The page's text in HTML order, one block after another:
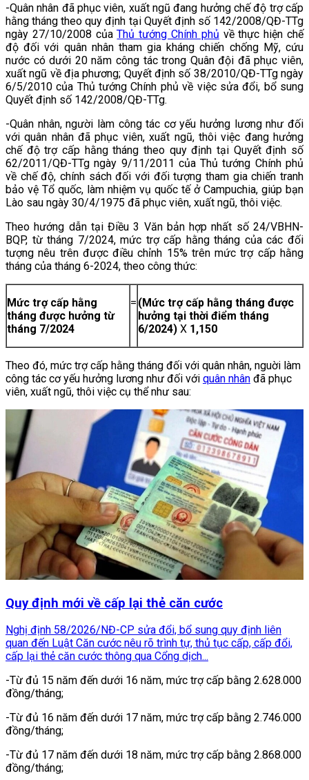
-Quân nhân đã phục viên, xuất ngũ đang hưởng chế độ trợ cấp
hằng tháng theo quy định tại Quyết định số 142/2008/QĐ-TTg
ngày 27/10/2008 của Thủ tướng Chính phủ về thực hiện chế
độ đối với quân nhân tham gia kháng chiến chống Mỹ, cứu
nước có dưới 20 năm công tác trong Quân đội đã phục viên,
xuất ngũ về địa phương; Quyết định số 38/2010/QĐ-TTg ngày
6/5/2010 của Thủ tướng Chính phủ về việc sửa đổi, bổ sung
Quyết định số 142/2008/QĐ-TTg.
-Quân nhân, người làm công tác cơ yếu hưởng lương như đối
với quân nhân đã phục viên, xuất ngũ, thôi việc đang hưởng
chế độ trợ cấp hằng tháng theo quy định tại Quyết định số
62/2011/QĐ-TTg ngày 9/11/2011 của Thủ tướng Chính phủ
về chế độ, chính sách đối với đối tượng tham gia chiến tranh
bảo vệ Tổ quốc, làm nhiệm vụ quốc tế ở Campuchia, giúp bạn
Lào sau ngày 30/4/1975 đã phục viên, xuất ngũ, thôi việc.
Theo hướng dẫn tại Điều 3 Văn bản hợp nhất số 24/VBHN-
BQP, từ tháng 7/2024, mức trợ cấp hằng tháng của các đối
tượng nêu trên được điều chỉnh 15% trên mức trợ cấp hằng
tháng của tháng 6-2024, theo công thức:
Mức trợ cấp hằng
tháng được hưởng từ
tháng 7/2024
= (Mức trợ cấp hằng tháng được
hưởng tại thời điểm tháng
6/2024) X 1,150
Theo đó, mức trợ cấp hằng tháng đối với quân nhân, nguời làm
công tác cơ yếu hưởng lương như đối với quân nhân đã phục
viên, xuất ngũ, thôi việc cụ thể như sau:
Quy định mới về cấp lại thẻ căn cước
Nghị định 58/2026/NĐ-CP sửa đổi, bổ sung quy định liên
quan đến Luật Căn cước nêu rõ trình tự, thủ tục cấp, cấp đổi,
cấp lại thẻ căn cước thông qua Cổng dịch...
-Từ đủ 15 năm đến dưới 16 năm, mức trợ cấp bằng 2.628.000
đồng/tháng;
-Từ đủ 16 năm đến dưới 17 năm, mức trợ cấp bằng 2.746.000
đồng/tháng;
-Từ đủ 17 năm đến dưới 18 năm, mức trợ cấp bằng 2.868.000
đồng/tháng;